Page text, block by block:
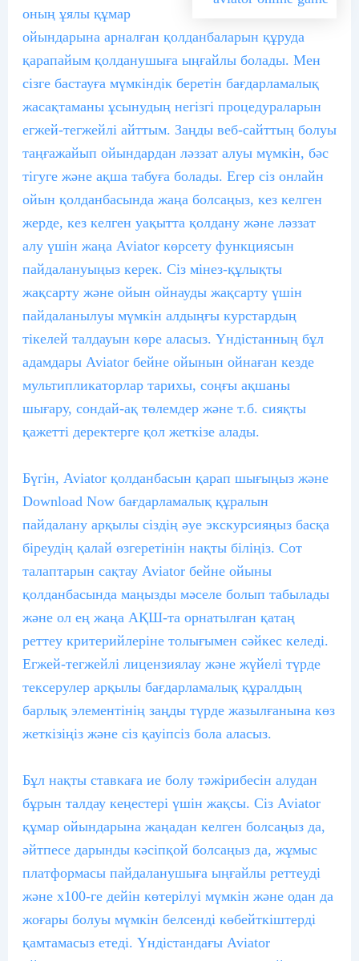
оның ұялы құмар
ойындарына арналған қолданбаларын құруда
қарапайым қолданушыға ыңғайлы болады. Мен
сізге бастауға мүмкіндік беретін бағдарламалық
жасақтаманы ұсынудың негізгі процедураларын
егжей-тегжейлі айттым. Заңды веб-сайттың болуы
таңғажайып ойындардан ләззат алуы мүмкін, бәс
тігуге және ақша табуға болады. Егер сіз онлайн
ойын қолданбасында жаңа болсаңыз, кез келген
жерде, кез келген уақытта қолдану және ләззат
алу үшін жаңа Aviator көрсету функциясын
пайдалануыңыз керек. Сіз мінез-құлықты
жақсарту және ойын ойнауды жақсарту үшін
пайдаланылуы мүмкін алдыңғы курстардың
тікелей талдауын көре аласыз. Үндістанның бұл
адамдары Aviator бейне ойынын ойнаған кезде
мультипликаторлар тарихы, соңғы ақшаны
шығару, сондай-ақ төлемдер және т.б. сияқты
қажетті деректерге қол жеткізе алады.
Бүгін, Aviator қолданбасын қарап шығыңыз және
Download Now бағдарламалық құралын
пайдалану арқылы сіздің әуе экскурсияңыз басқа
біреудің қалай өзгеретінін нақты біліңіз. Сот
талаптарын сақтау Aviator бейне ойыны
қолданбасында маңызды мәселе болып табылады
және ол ең жаңа АҚШ-та орнатылған қатаң
реттеу критерийлеріне толығымен сәйкес келеді.
Егжей-тегжейлі лицензиялау және жүйелі түрде
тексерулер арқылы бағдарламалық құралдың
барлық элементінің заңды түрде жазылғанына көз
жеткізіңіз және сіз қауіпсіз бола аласыз.
Бұл нақты ставкаға ие болу тәжірибесін алудан
бұрын талдау кеңестері үшін жақсы. Сіз Aviator
құмар ойындарына жаңадан келген болсаңыз да,
әйтпесе дарынды кәсіпқой болсаңыз да, жұмыс
платформасы пайдаланушыға ыңғайлы реттеуді
және x100-ге дейін көтерілуі мүмкін және одан да
жоғары болуы мүмкін белсенді көбейткіштерді
қамтамасыз етеді. Үндістандағы Aviator